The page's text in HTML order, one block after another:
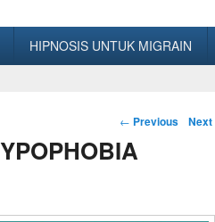
HIPNOSIS UNTUK MIGRAIN
Post
navigation
← Previous Next